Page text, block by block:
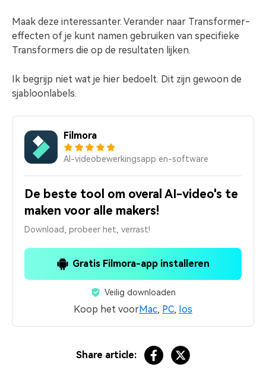
Maak deze interessanter. Verander naar Transformer-
effecten of je kunt namen gebruiken van specifieke
Transformers die op de resultaten lijken.
Ik begrijp niet wat je hier bedoelt. Dit zijn gewoon de
sjabloonlabels.
Filmora
AI-videobewerkingsapp en-software
De beste tool om overal AI-video's te
maken voor alle makers!
Download, probeer het, verrast!
Gratis Filmora-app installeren
Veilig downloaden
Koop het voorMac, PC, Ios
Share article: